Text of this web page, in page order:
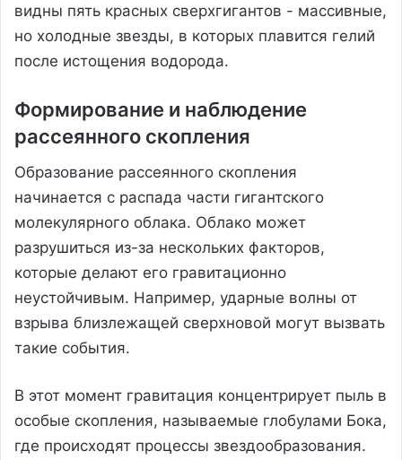
видны пять красных сверхгигантов - массивные,
но холодные звезды, в которых плавится гелий
после истощения водорода.
Формирование и наблюдение
рассеянного скопления
Образование рассеянного скопления
начинается с распада части гигантского
молекулярного облака. Облако может
разрушиться из-за нескольких факторов,
которые делают его гравитационно
неустойчивым. Например, ударные волны от
взрыва близлежащей сверхновой могут вызвать
такие события.
В этот момент гравитация концентрирует пыль в
особые скопления, называемые глобулами Бока,
где происходят процессы звездообразования.